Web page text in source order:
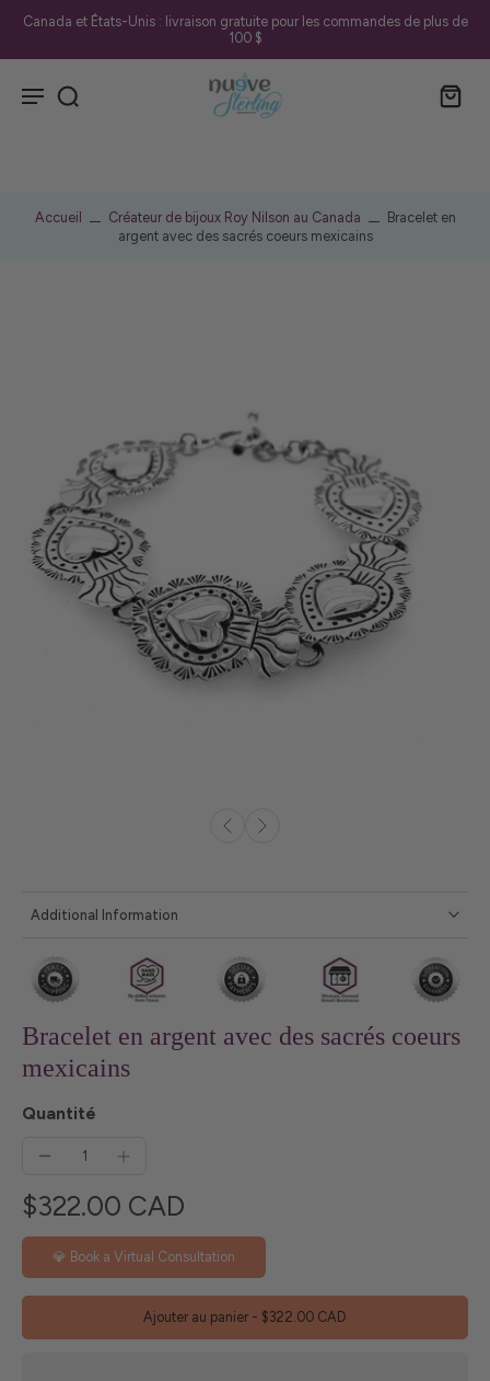
Canada et États-Unis : livraison gratuite pour les commandes de plus de
100 $
Accueil Créateur de bijoux Roy Nilson au Canada
Bracelet en
argent avec des sacrés coeurs mexicains
Additional Information
Bracelet en argent avec des sacrés coeurs
mexicains
Quantité
$322.00 CAD
💎 Book a Virtual Consultation
Ajouter au panier - $322.00 CAD